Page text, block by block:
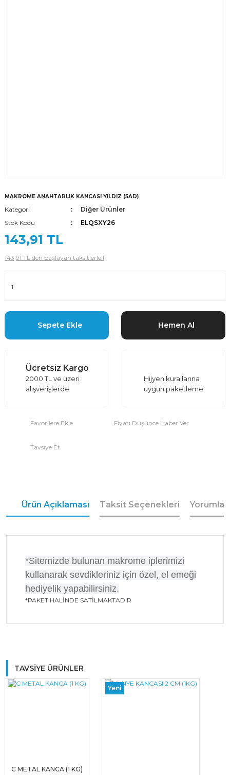
MAKROME ANAHTARLIK KANCASI YILDIZ (5AD)
Kategori
Diğer Ürünler
Stok Kodu
ELQSXY26
143,91 TL
143,91 TL den başlayan taksitlerle!!
Sepete Ekle Hemen Al
Ücretsiz Kargo
2000 TL ve üzeri
alışverişlerde
Hijyen kurallarına
uygun paketleme
Fiyatı Düşünce Haber Ver
Tavsiye Et
Ürün Açıklaması Taksit Seçenekleri Yorumlar
*Sitemizde bulunan makrome iplerimizi
kullanarak sevdikleriniz için özel, el emeği
hediyelik yapabilirsiniz.
*PAKET HALİNDE SATİLMAKTADIR
Yorum Yaz
TAVSİYE ÜRÜNLER
C METAL KANCA (1 KG)
Yeni